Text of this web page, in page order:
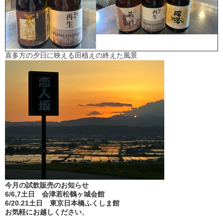
喜多方の夕日に映える田植えの終えた風景
今月の試飲販売のお知らせ
6/6,7土日 会津若松鶴ヶ城会館
6/20.21土日 東京日本橋ふくしま館
お気軽にお越しください、